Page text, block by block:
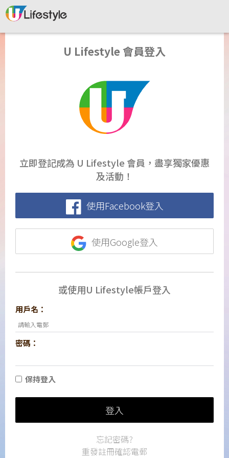
U Lifestyle 會員登入
立即登記成為 U Lifestyle 會員，盡享獨家優惠
及活動！
使用Facebook登入
使用Google登入
或使用U Lifestyle帳戶登入
用戶名：
密碼：
保持登入
登入
忘記密碼?
重發註冊確認電郵